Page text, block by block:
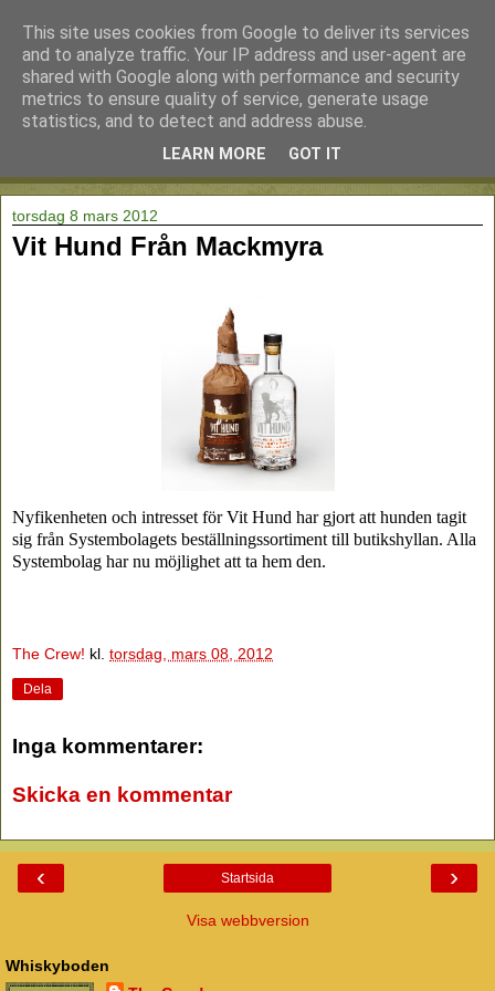
torsdag 8 mars 2012
Vit Hund Från Mackmyra
Nyfikenheten och intresset för Vit Hund har gjort att hunden tagit
sig från Systembolagets beställningssortiment till butikshyllan. Alla
Systembolag har nu möjlighet att ta hem den.
The Crew! kl. torsdag, mars 08, 2012
Dela
Inga kommentarer:
Skicka en kommentar
‹ ›
Startsida
Visa webbversion
Whiskyboden
This site uses cookies from Google to deliver its services
and to analyze traffic. Your IP address and user-agent are
shared with Google along with performance and security
metrics to ensure quality of service, generate usage
statistics, and to detect and address abuse.
LEARN MORE GOT IT